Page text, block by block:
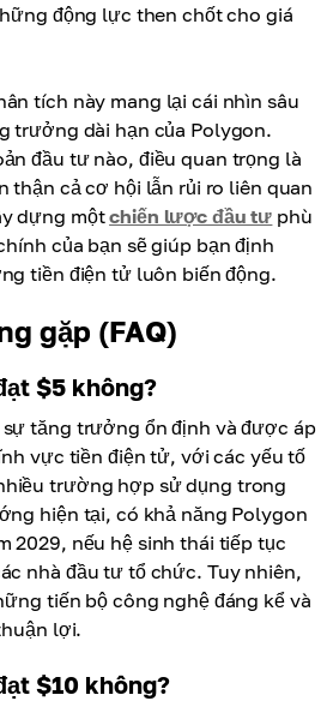
động lực then chốt cho giá
tích này mang lại cái nhìn sâu
trưởng dài hạn của Polygon.
đầu tư nào, điều quan trọng là
thận cả cơ hội lẫn rủi ro liên quan
dựng mộtchiến lược đầu tư phù
của bạn sẽ giúp bạn định
tiền điện tử luôn biến động.
gặp (FAQ)
$5 không?
tăng trưởng ổn định và được áp
vực tiền điện tử, với các yếu tố
trường hợp sử dụng trong
hiện tại, có khả năng Polygon
2029, nếu hệ sinh thái tiếp tục
nhà đầu tư tổ chức. Tuy nhiên,
tiến bộ công nghệ đáng kể và
lợi.
$10 không?